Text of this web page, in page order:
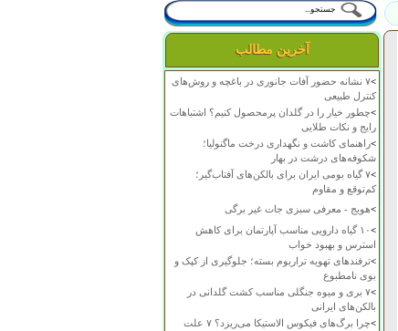
آخرین مطالب
>
۷ نشانه حضور آفات جانوری در باغچه و روش‌های
کنترل طبیعی
>چطور خیار را در گلدان پرمحصول کنیم؟ اشتباهات
رایج و نکات طلایی
>راهنمای کاشت و نگهداری درخت ماگنولیا؛
شکوفه‌های درشت در بهار
>
۷ گیاه بومی ایران برای بالکن‌های آفتاب‌گیر؛
کم‌توقع و مقاوم
>هویج - معرفی سبزی جات غیر برگی
>
۱۰ گیاه دارویی مناسب آپارتمان برای کاهش
استرس و بهبود خواب
>ترفندهای تهویه تراریوم بسته؛ جلوگیری از کپک و
بوی نامطبوع
>
۷ بری و میوه جنگلی مناسب کشت گلدانی در
بالکن‌های ایرانی
>
چرا برگ‌های فیکوس الاستیکا می‌ریزد؟ ۷ علت